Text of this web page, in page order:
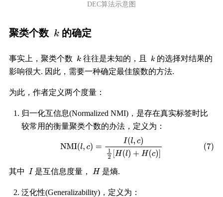
DEC算法示意图
聚类个数 的确定
事实上，聚类个数 往往是未知的，且
的选择对结果的
影响很大. 因此，需要一种确定最佳簇数的方法.
为此，作者定义两个度量：
归一化互信息(Normalized NMI)，是存在真实标签时比
较常用的衡量聚类个数的办法，定义为：
其中 是互信息度量， 是熵.
泛化性(Generalizability)，定义为：